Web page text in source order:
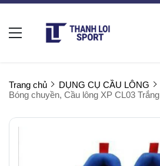
Trang chủ DỤNG CỤ CẦU LÔNG
Bóng chuyền, Cầu lông XP CL03 Trắng